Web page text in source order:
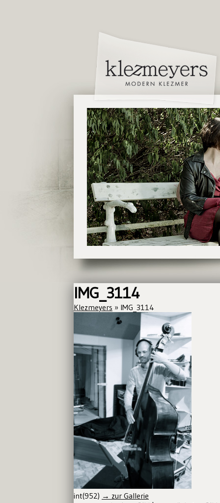
IMG_3114
Klezmeyers » IMG_3114
int(952) → zur Gallerie